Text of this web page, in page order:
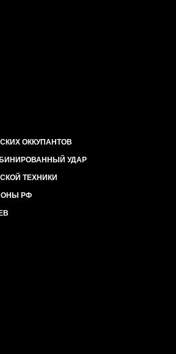
ОККУПАНТОВ
УДАР
ТЕХНИКИ
РФ